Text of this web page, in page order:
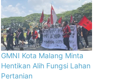
GMNI Kota Malang Minta
Hentikan Alih Fungsi Lahan
Pertanian